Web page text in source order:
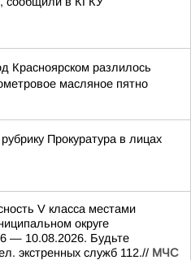
Красноярском разлилось
масляное пятно
Прокуратура в лицах
V класса местами
округе
— 10.08.2026. Будьте
экстренных служб 112.// МЧС